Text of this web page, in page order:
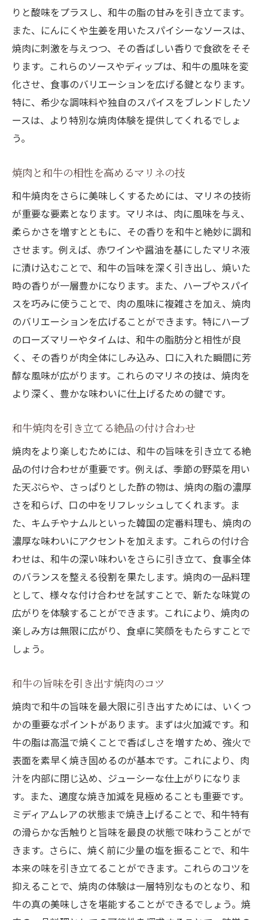
りと酸味をプラスし、和牛の脂の甘みを引き立てます。
また、にんにくや生姜を用いたスパイシーなソースは、
焼肉に刺激を与えつつ、その香ばしい香りで食欲をそそ
ります。これらのソースやディップは、和牛の風味を変
化させ、食事のバリエーションを広げる鍵となります。
特に、希少な調味料や独自のスパイスをブレンドしたソ
ースは、より特別な焼肉体験を提供してくれるでしょ
う。
焼肉と和牛の相性を高めるマリネの技
和牛焼肉をさらに美味しくするためには、マリネの技術
が重要な要素となります。マリネは、肉に風味を与え、
柔らかさを増すとともに、その香りを和牛と絶妙に調和
させます。例えば、赤ワインや醤油を基にしたマリネ液
に漬け込むことで、和牛の旨味を深く引き出し、焼いた
時の香りが一層豊かになります。また、ハーブやスパイ
スを巧みに使うことで、肉の風味に複雑さを加え、焼肉
のバリエーションを広げることができます。特にハーブ
のローズマリーやタイムは、和牛の脂肪分と相性が良
く、その香りが肉全体にしみ込み、口に入れた瞬間に芳
醇な風味が広がります。これらのマリネの技は、焼肉を
より深く、豊かな味わいに仕上げるための鍵です。
和牛焼肉を引き立てる絶品の付け合わせ
焼肉をより楽しむためには、和牛の旨味を引き立てる絶
品の付け合わせが重要です。例えば、季節の野菜を用い
た天ぷらや、さっぱりとした酢の物は、焼肉の脂の濃厚
さを和らげ、口の中をリフレッシュしてくれます。ま
た、キムチやナムルといった韓国の定番料理も、焼肉の
濃厚な味わいにアクセントを加えます。これらの付け合
わせは、和牛の深い味わいをさらに引き立て、食事全体
のバランスを整える役割を果たします。焼肉の一品料理
として、様々な付け合わせを試すことで、新たな味覚の
広がりを体験することができます。これにより、焼肉の
楽しみ方は無限に広がり、食卓に笑顔をもたらすことで
しょう。
和牛の旨味を引き出す焼肉のコツ
焼肉で和牛の旨味を最大限に引き出すためには、いくつ
かの重要なポイントがあります。まずは火加減です。和
牛の脂は高温で焼くことで香ばしさを増すため、強火で
表面を素早く焼き固めるのが基本です。これにより、肉
汁を内部に閉じ込め、ジューシーな仕上がりになりま
す。また、適度な焼き加減を見極めることも重要です。
ミディアムレアの状態まで焼き上げることで、和牛特有
の滑らかな舌触りと旨味を最良の状態で味わうことがで
きます。さらに、焼く前に少量の塩を振ることで、和牛
本来の味を引き立てることができます。これらのコツを
抑えることで、焼肉の体験は一層特別なものとなり、和
牛の真の美味しさを堪能することができるでしょう。焼